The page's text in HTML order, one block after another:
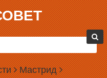
Мастрид
ИЗЪЯТЫ 42 КГ
области изъяли на
Как сообщает группа